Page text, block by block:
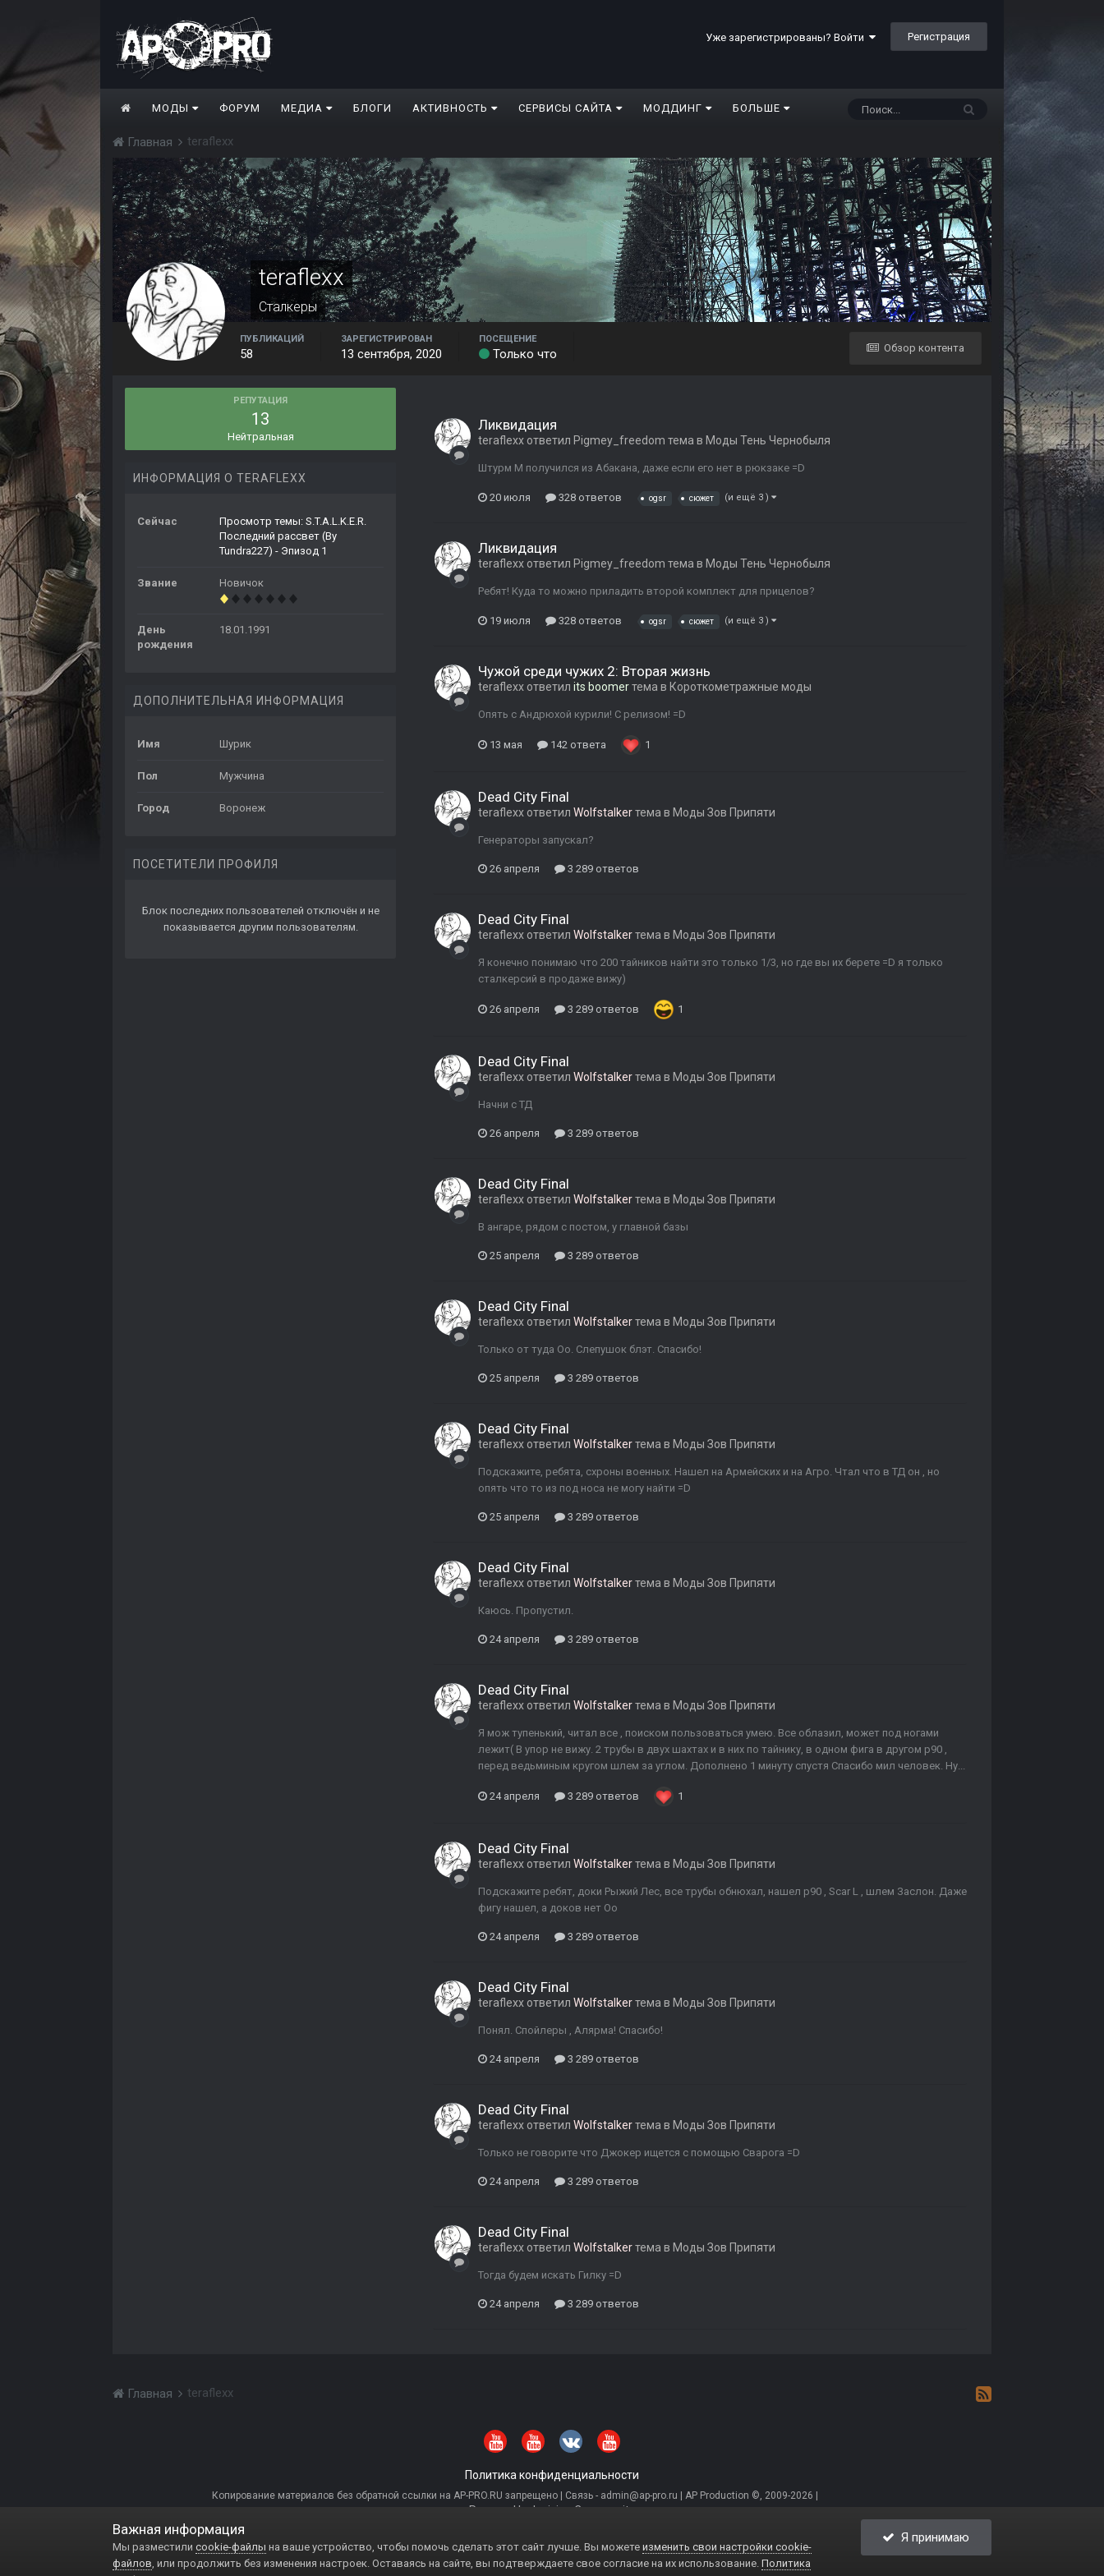
Уже зарегистрированы? Войти Регистрация
МОДЫ ФОРУМ МЕДИА БЛОГИ АКТИВНОСТЬ СЕРВИСЫ САЙТА МОДДИНГ БОЛЬШЕ
Главная teraflexx
teraflexx
Сталкеры
Обзор контента
ПУБЛИКАЦИЙ
58
ЗАРЕГИСТРИРОВАН
13 сентября, 2020
ПОСЕЩЕНИЕ
Только что
РЕПУТАЦИЯ
13
Нейтральная
ИНФОРМАЦИЯ О TERAFLEXX
Сейчас
Просмотр темы: S.T.A.L.K.E.R.
Последний рассвет (By
Tundra227) - Эпизод 1
Звание Новичок
День
рождения
18.01.1991
ДОПОЛНИТЕЛЬНАЯ ИНФОРМАЦИЯ
Имя Шурик
Пол Мужчина
Город Воронеж
ПОСЕТИТЕЛИ ПРОФИЛЯ
Блок последних пользователей отключён и не
показывается другим пользователям.
Ликвидация
teraflexx ответил Pigmey_freedom тема в Моды Тень Чернобыля
Штурм М получился из Абакана, даже если его нет в рюкзаке =D
20 июля 328 ответов ogsr сюжет (и ещё 3 )
Ликвидация
teraflexx ответил Pigmey_freedom тема в Моды Тень Чернобыля
Ребят! Куда то можно приладить второй комплект для прицелов?
19 июля 328 ответов ogsr сюжет (и ещё 3 )
Чужой среди чужих 2: Вторая жизнь
teraflexx ответил its boomerтема в Короткометражные моды
Опять с Андрюхой курили! C релизом! =D
13 мая 142 ответа 1
Dead City Final
teraflexx ответил Wolfstalkerтема в Моды Зов Припяти
Генераторы запускал?
26 апреля 3 289 ответов
Dead City Final
teraflexx ответил Wolfstalkerтема в Моды Зов Припяти
Я конечно понимаю что 200 тайников найти это только 1/3, но где вы их берете =D я только
сталкерсий в продаже вижу)
26 апреля 3 289 ответов 1
Dead City Final
teraflexx ответил Wolfstalkerтема в Моды Зов Припяти
Начни с ТД
26 апреля 3 289 ответов
Dead City Final
teraflexx ответил Wolfstalkerтема в Моды Зов Припяти
В ангаре, рядом с постом, у главной базы
25 апреля 3 289 ответов
Dead City Final
teraflexx ответил Wolfstalkerтема в Моды Зов Припяти
Только от туда Оо. Слепушок блэт. Спасибо!
25 апреля 3 289 ответов
Dead City Final
teraflexx ответил Wolfstalkerтема в Моды Зов Припяти
Подскажите, ребята, схроны военных. Нашел на Армейских и на Агро. Чтал что в ТД он , но
опять что то из под носа не могу найти =D
25 апреля 3 289 ответов
Dead City Final
teraflexx ответил Wolfstalkerтема в Моды Зов Припяти
Каюсь. Пропустил.
24 апреля 3 289 ответов
Dead City Final
teraflexx ответил Wolfstalkerтема в Моды Зов Припяти
Я мож тупенький, читал все , поиском пользоваться умею. Все облазил, может под ногами
лежит( В упор не вижу. 2 трубы в двух шахтах и в них по тайнику, в одном фига в другом p90 ,
перед ведьминым кругом шлем за углом. Дополнено 1 минуту спустя Спасибо мил человек. Ну...
24 апреля 3 289 ответов 1
Dead City Final
teraflexx ответил Wolfstalkerтема в Моды Зов Припяти
Подскажите ребят, доки Рыжий Лес, все трубы обнюхал, нашел p90 , Scar L , шлем Заслон. Даже
фигу нашел, а доков нет Оо
24 апреля 3 289 ответов
Dead City Final
teraflexx ответил Wolfstalkerтема в Моды Зов Припяти
Понял. Спойлеры , Алярма! Спасибо!
24 апреля 3 289 ответов
Dead City Final
teraflexx ответил Wolfstalkerтема в Моды Зов Припяти
Только не говорите что Джокер ищется с помощью Сварога =D
24 апреля 3 289 ответов
Dead City Final
teraflexx ответил Wolfstalkerтема в Моды Зов Припяти
Тогда будем искать Гилку =D
24 апреля 3 289 ответов
Главная teraflexx
Политика конфиденциальности
Копирование материалов без обратной ссылки на AP-PRO.RU запрещено | Связь - admin@ap-pro.ru | AP Production ©, 2009-2026 |
Powered by Invision Community
Важная информация
Мы разместили cookie-файлы на ваше устройство, чтобы помочь сделать этот сайт лучше. Вы можете изменить свои настройки cookie-
файлов, или продолжить без изменения настроек. Оставаясь на сайте, вы подтверждаете свое согласие на их использование. Политика
Я принимаю